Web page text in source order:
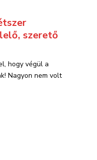
szerető
hogy végül a
Nagyon nem volt